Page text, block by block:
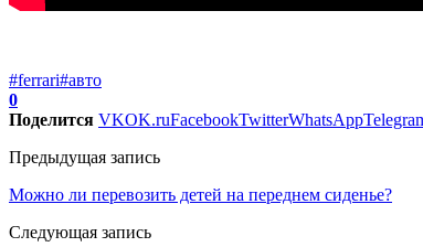
#ferrari#авто
0
Поделится VKOK.ruFacebookTwitterWhatsApp
Предыдущая запись
Можно ли перевозить детей на переднем сиденье?
Следующая запись